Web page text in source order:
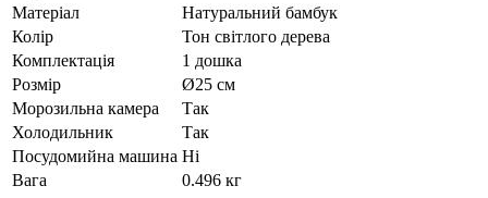
Матеріал
Натуральний бамбук
Колір
Тон світлого дерева
Комплектація
1 дошка
Розмір
Ø25 см
Морозильна камера
Так
Холодильник
Так
Посудомийна машина Ні
Вага
0.496 кг